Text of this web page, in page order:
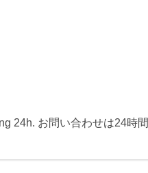
24h. お問い合わせは24時間